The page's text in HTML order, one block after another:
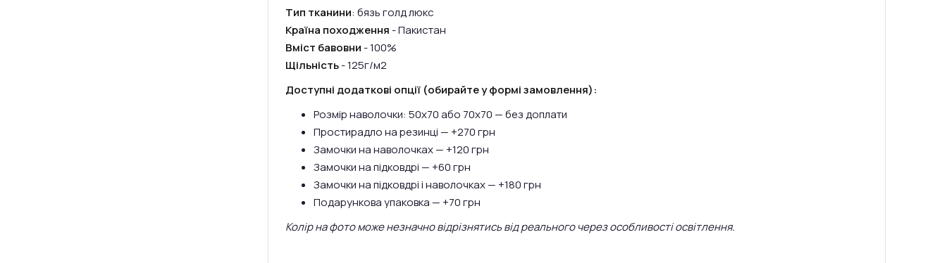
Тип тканини: бязь голд люкс
Країна походження - Пакистан
Вміст бавовни - 100%
Щільність- 125г/м2
Доступні додаткові опції (обирайте у формі замовлення):
Розмір наволочки: 50х70 або 70х70 — без доплати
Простирадло на резинці — +270 грн
Замочки на наволочках — +120 грн
Замочки на підковдрі — +60 грн
Замочки на підковдрі і наволочках — +180 грн
Подарункова упаковка — +70 грн
Колір на фото може незначно відрізнятись від реального через особливості освітлення.